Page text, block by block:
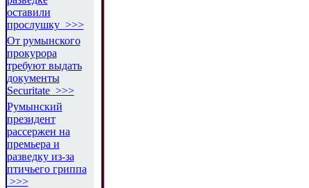
оставили
прослушку >>>
От румынского
прокурора
требуют выдать
документы
Securitate >>>
Румынский
президент
рассержен на
премьера и
разведку из-за
птичьего гриппа
>>>